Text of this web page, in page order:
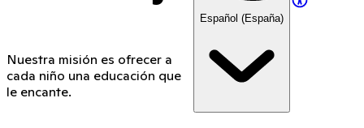
Nuestra misión es ofrecer a
cada niño una educación que
le encante.
Español (España)